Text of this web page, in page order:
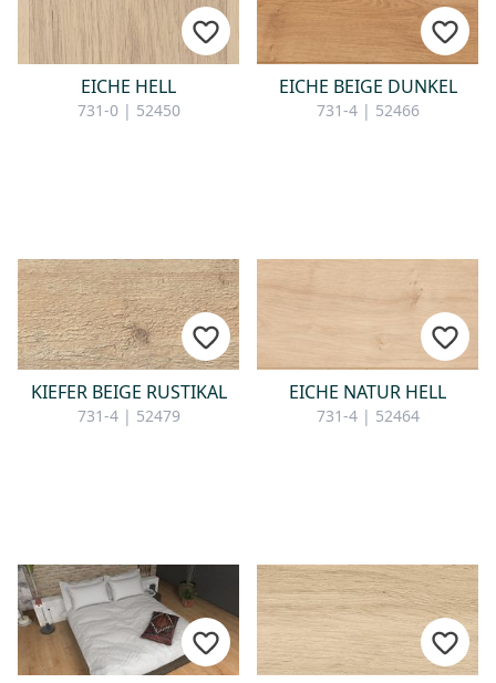
EICHE HELL
731-0 | 52450
EICHE BEIGE DUNKEL
731-4 | 52466
KIEFER BEIGE RUSTIKAL
731-4 | 52479
EICHE NATUR HELL
731-4 | 52464